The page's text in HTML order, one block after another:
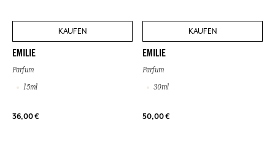
KAUFEN
EMILIE
Parfum
15ml
36,00 €
KAUFEN
EMILIE
Parfum
30ml
50,00 €